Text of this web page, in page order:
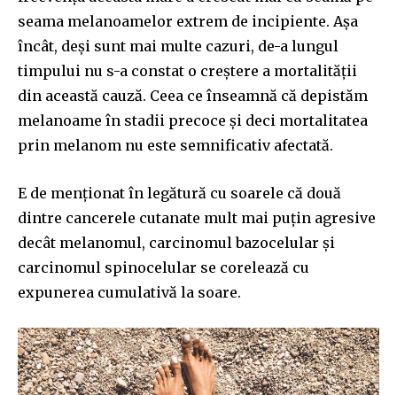
seama melanoamelor extrem de incipiente. Așa
încât, deși sunt mai multe cazuri, de-a lungul
timpului nu s-a constat o creștere a mortalității
din această cauză. Ceea ce înseamnă că depistăm
melanoame în stadii precoce și deci mortalitatea
prin melanom nu este semnificativ afectată.
E de menționat în legătură cu soarele că două
dintre cancerele cutanate mult mai puțin agresive
decât melanomul, carcinomul bazocelular și
carcinomul spinocelular se corelează cu
expunerea cumulativă la soare.